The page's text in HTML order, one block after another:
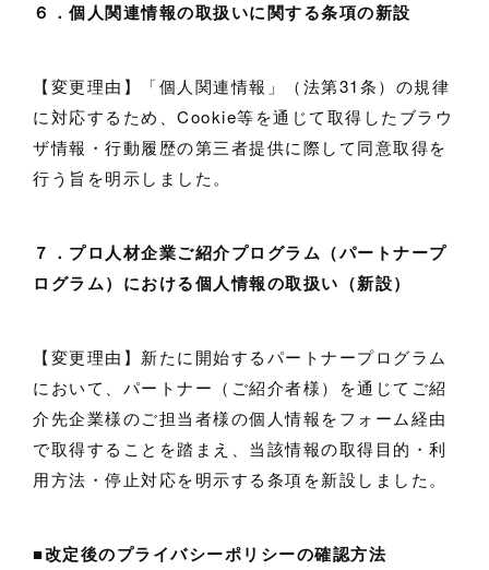
６．個人関連情報の取扱いに関する条項の新設
【変更理由】「個人関連情報」（法第31条）の規律
に対応するため、Cookie等を通じて取得したブラウ
ザ情報・行動履歴の第三者提供に際して同意取得を
行う旨を明示しました。
７．プロ人材企業ご紹介プログラム（パートナープ
ログラム）における個人情報の取扱い（新設）
【変更理由】新たに開始するパートナープログラム
において、パートナー（ご紹介者様）を通じてご紹
介先企業様のご担当者様の個人情報をフォーム経由
で取得することを踏まえ、当該情報の取得目的・利
用方法・停止対応を明示する条項を新設しました。
■改定後のプライバシーポリシーの確認方法